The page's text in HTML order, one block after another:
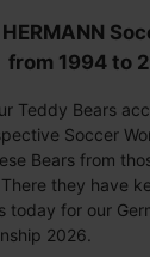
from 1994 to
Teddy Bears
Soccer
Bears from
they have
today for our
2026.